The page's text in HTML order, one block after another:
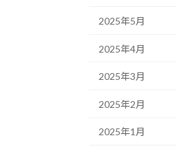
2025年5月
2025年4月
2025年3月
2025年2月
2025年1月